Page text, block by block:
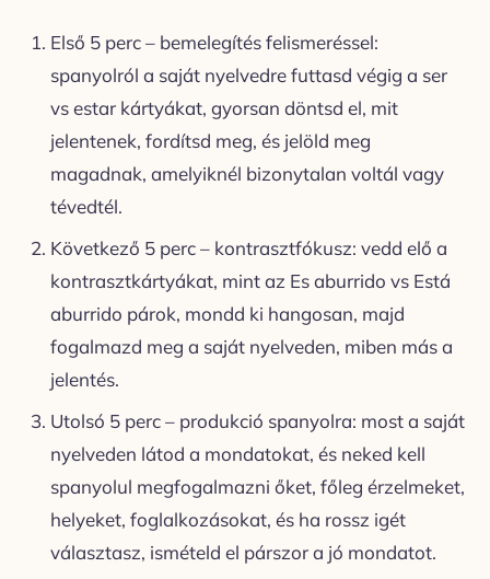
Első 5 perc – bemelegítés felismeréssel:
spanyolról a saját nyelvedre futtasd végig a ser
vs estar kártyákat, gyorsan döntsd el, mit
jelentenek, fordítsd meg, és jelöld meg
magadnak, amelyiknél bizonytalan voltál vagy
tévedtél.
Következő 5 perc – kontrasztfókusz: vedd elő a
kontrasztkártyákat, mint az Es aburrido vs Está
aburrido párok, mondd ki hangosan, majd
fogalmazd meg a saját nyelveden, miben más a
jelentés.
Utolsó 5 perc – produkció spanyolra: most a saját
nyelveden látod a mondatokat, és neked kell
spanyolul megfogalmazni őket, főleg érzelmeket,
helyeket, foglalkozásokat, és ha rossz igét
választasz, ismételd el párszor a jó mondatot.